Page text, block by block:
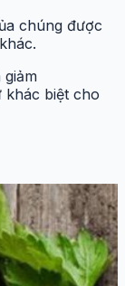
chúng được
khác biệt cho